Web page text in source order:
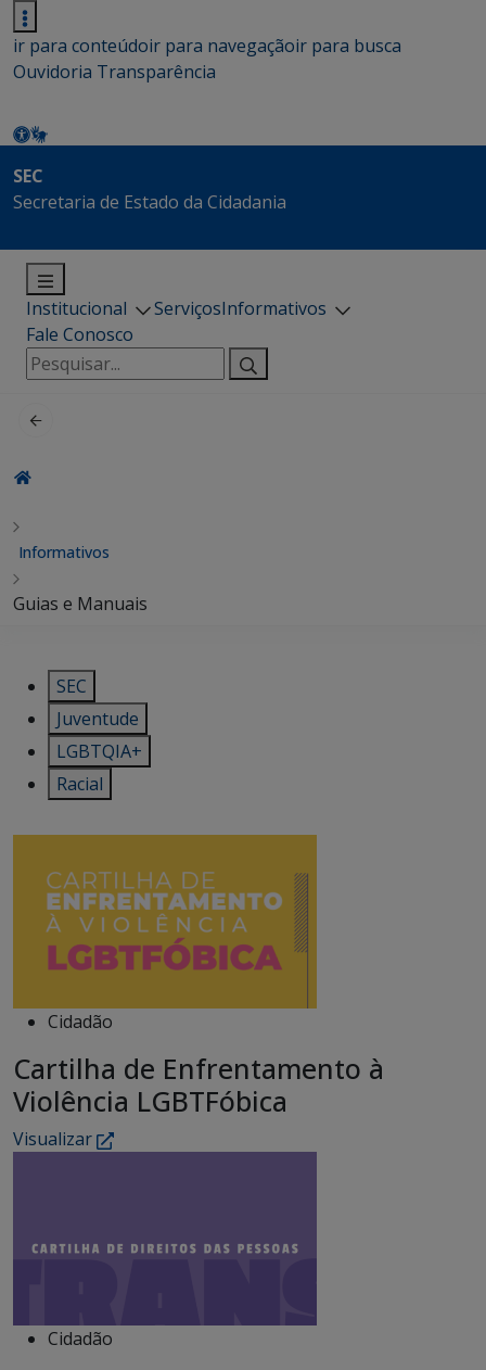
ir para conteúdoir para navegaçãoir para busca
Ouvidoria Transparência
SEC
Secretaria de Estado da Cidadania
Institucional ServiçosInformativos
Fale Conosco
Pesquisar
por:
Informativos
Guias e Manuais
SEC
Juventude
LGBTQIA+
Racial
Cidadão
Cartilha de Enfrentamento à
Violência LGBTFóbica
Visualizar
Cidadão